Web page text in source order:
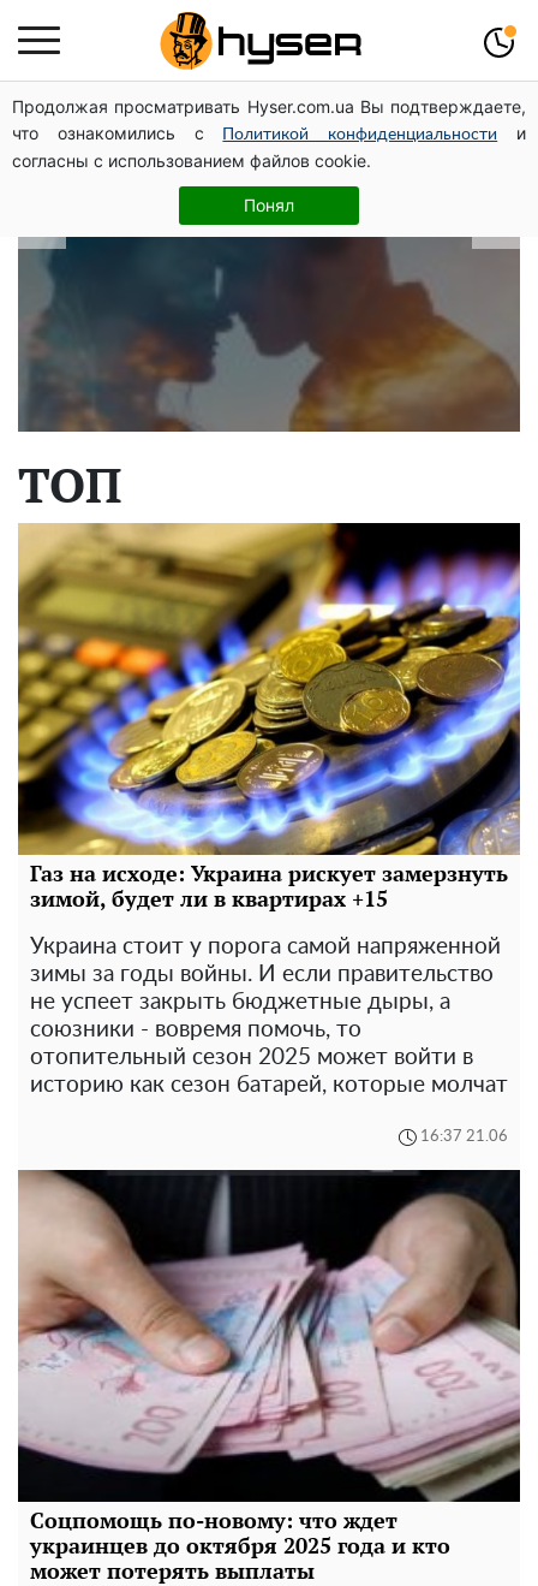
Продолжая просматривать Hyser.com.ua Вы подтверждаете,
что ознакомились с
Политикой конфиденциальности
и
согласны с использованием файлов cookie.
Понял
В какие даты рождаются самые
верные мужчины: лучше сразу
проверить, чтоб потом не страдать
ТОП
Газ на исходе: Украина рискует замерзнуть
зимой, будет ли в квартирах +15
Украина стоит у порога самой напряженной
зимы за годы войны. И если правительство
не успеет закрыть бюджетные дыры, а
союзники - вовремя помочь, то
отопительный сезон 2025 может войти в
историю как сезон батарей, которые молчат
16:37 21.06
Соцпомощь по-новому: что ждет
украинцев до октября 2025 года и кто
может потерять выплаты